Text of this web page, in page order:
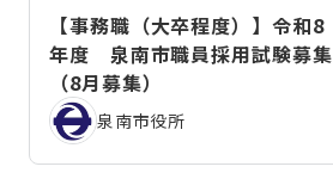
【事務職（大卒程度）】令和8
年度 泉南市職員採用試験募集
（8月募集）
泉南市役所